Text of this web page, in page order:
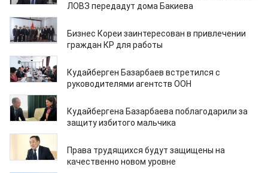
ЛОВЗ передадут дома Бакиева
30.04.2022
Бизнес Кореи заинтересован в привлечении
граждан КР для работы
25.03.2022
Кудайберген Базарбаев встретился с
руководителями агентств ООН
18.02.2022
Кудайбергена Базарбаева поблагодарили за
защиту избитого мальчика
20.01.2022
Права трудящихся будут защищены на
качественно новом уровне